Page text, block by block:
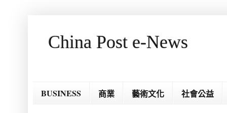
China Post e-News
BUSINESS 商業 藝術文化 社會公益